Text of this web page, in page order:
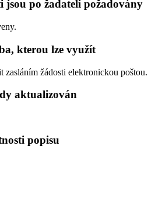
jsou po žadateli požadovány
kterou lze využít
zasláním žádosti elektronickou poštou.
aktualizován
popisu